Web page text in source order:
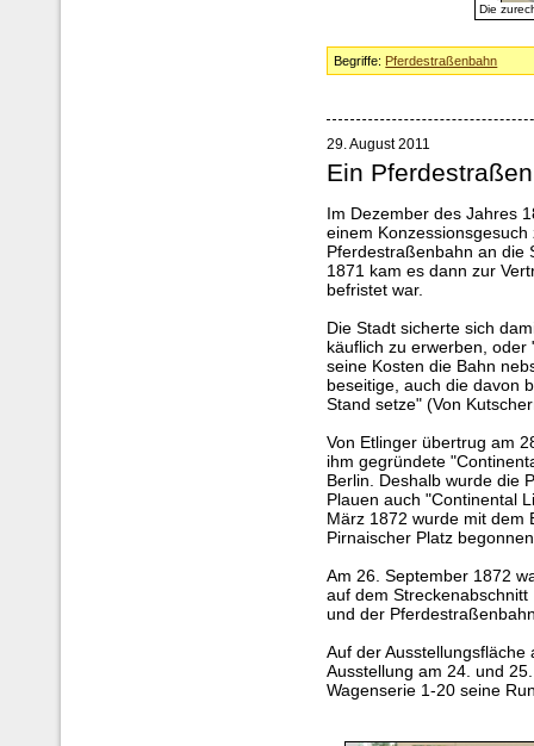
Die
Begriffe: Pferdestraßenbahn
29. August 2011
Ein
Im Dezember des Jahres
einem
Pferdestraßenbahn an die
1871 kam es dann zur
befristet war.
Die Stadt sicherte sich
käuflich zu erwerben,
seine Kosten die Bahn
beseitige, auch die davon
Stand setze" (Von
Von Etlinger übertrug am
ihm gegründete
Berlin. Deshalb wurde die
Plauen auch "Continental
März 1872 wurde mit dem
Pirnaischer Platz
Am 26. September 1872
auf dem
und der
Auf der
Ausstellung am 24. und
Wagenserie 1-20 seine